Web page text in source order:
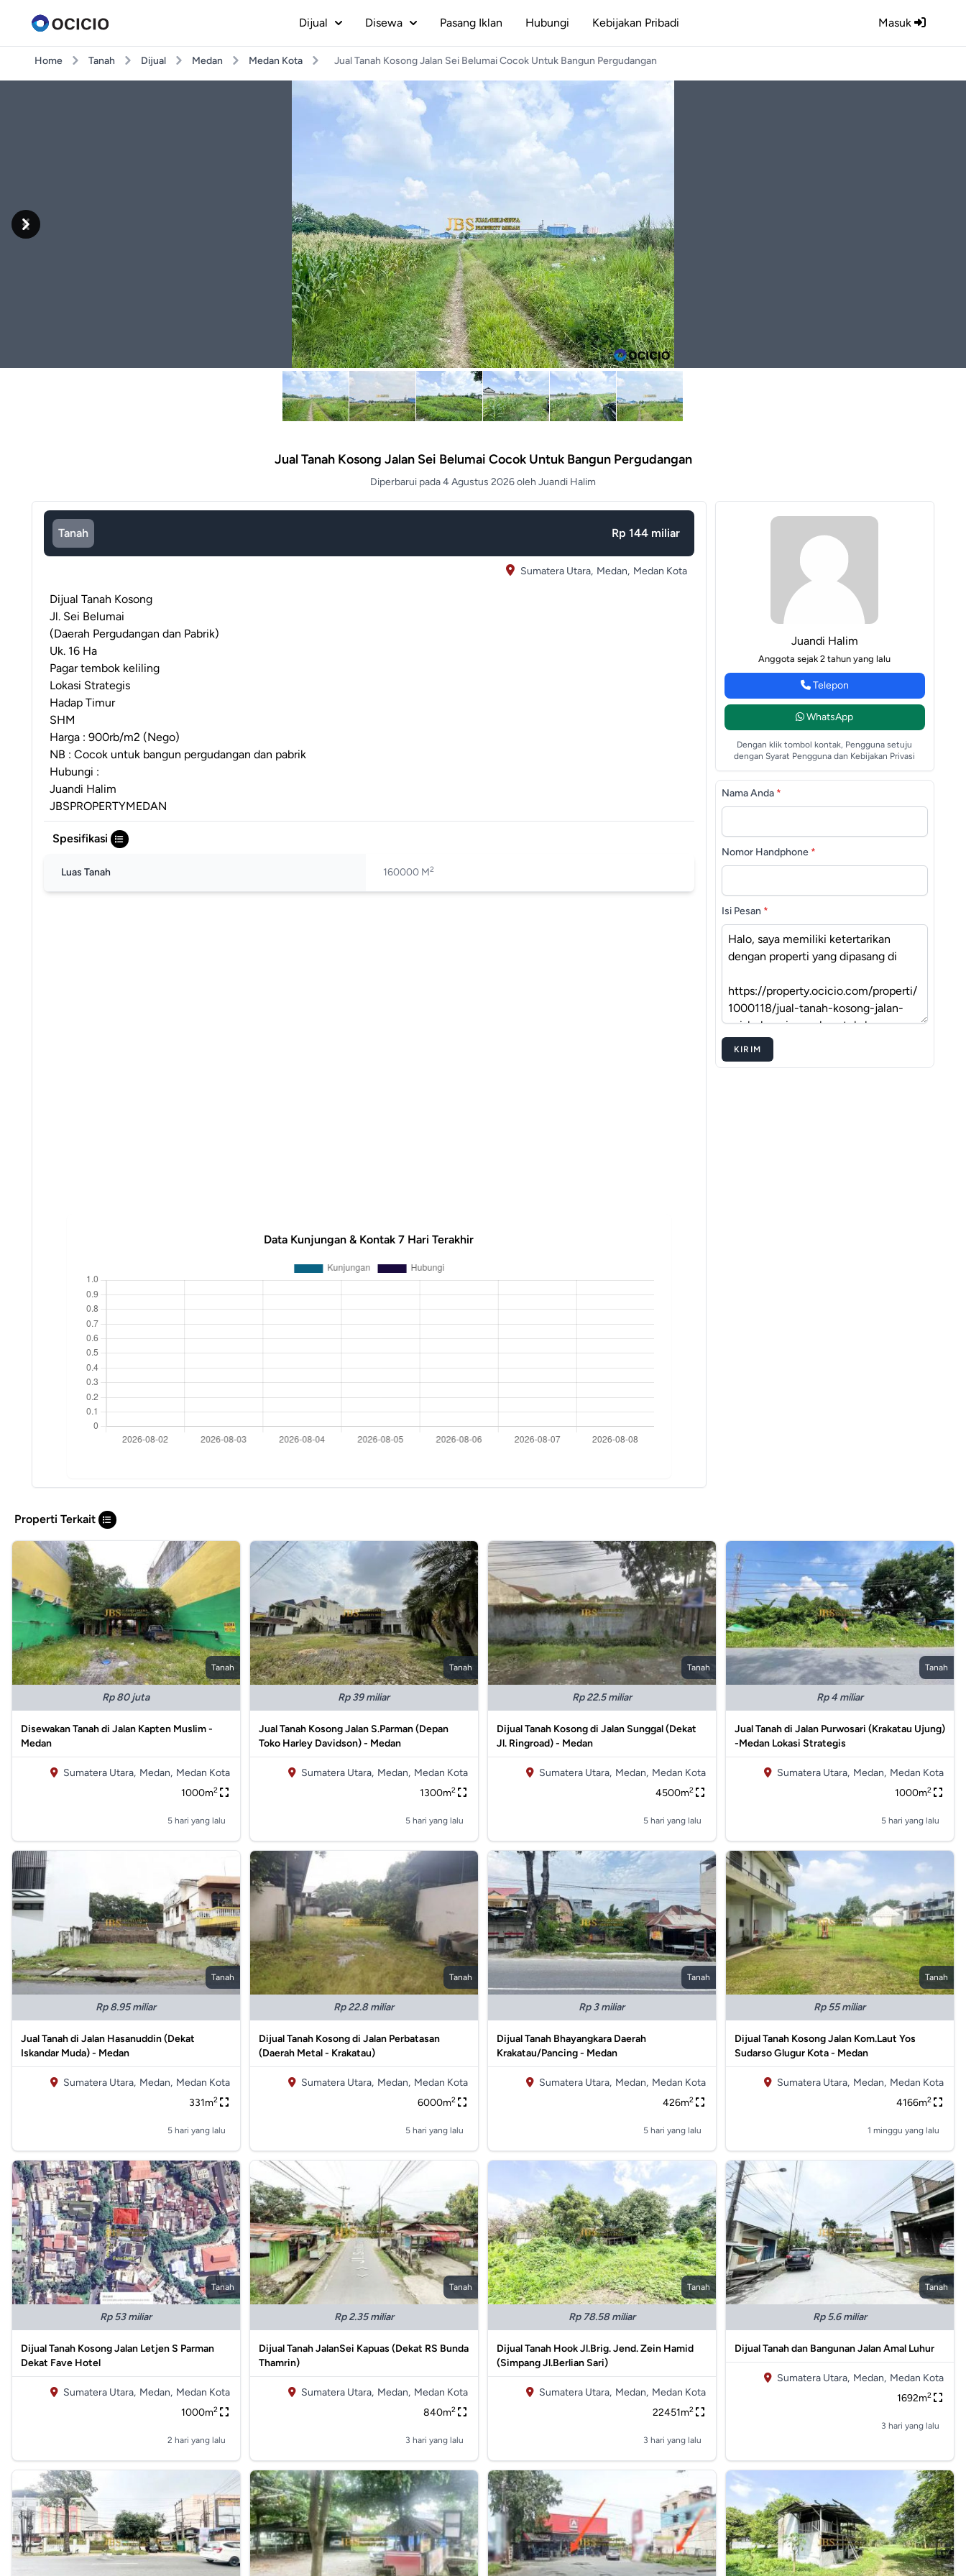
Masuk
Dijual Disewa Pasang Iklan Hubungi Kebijakan Pribadi
Home Tanah Dijual Medan Medan Kota Jual Tanah Kosong Jalan Sei Belumai Cocok Untuk Bangun Pergudangan
Previous
Next
Jual Tanah Kosong Jalan Sei Belumai Cocok Untuk Bangun Pergudangan
Diperbarui pada 4 Agustus 2026 oleh Juandi Halim
Tanah Rp 144 miliar
Sumatera Utara, Medan, Medan Kota
Dijual Tanah Kosong
Jl. Sei Belumai
(Daerah Pergudangan dan Pabrik)
Uk. 16 Ha
Pagar tembok keliling
Lokasi Strategis
Hadap Timur
SHM
Harga : 900rb/m2 (Nego)
NB : Cocok untuk bangun pergudangan dan pabrik
Hubungi :
Juandi Halim
JBSPROPERTYMEDAN
Spesifikasi
Luas Tanah 160000 M2
Data Kunjungan & Kontak 7 Hari Terakhir
Juandi Halim
Anggota sejak 2 tahun yang lalu
Telepon
WhatsApp
Dengan klik tombol kontak, Pengguna setuju
dengan Syarat Pengguna dan Kebijakan Privasi
Nama Anda *
Nomor Handphone *
Isi Pesan *
KIRIM
Properti Terkait
Tanah
Rp 80 juta
Disewakan Tanah di Jalan Kapten Muslim -
Medan
Sumatera Utara, Medan, Medan Kota
1000m2
5 hari yang lalu
Tanah
Rp 39 miliar
Jual Tanah Kosong Jalan S.Parman (Depan
Toko Harley Davidson) - Medan
Sumatera Utara, Medan, Medan Kota
1300m2
5 hari yang lalu
Tanah
Rp 22.5 miliar
Dijual Tanah Kosong di Jalan Sunggal (Dekat
Jl. Ringroad) - Medan
Sumatera Utara, Medan, Medan Kota
4500m2
5 hari yang lalu
Tanah
Rp 4 miliar
Jual Tanah di Jalan Purwosari (Krakatau Ujung)
-Medan Lokasi Strategis
Sumatera Utara, Medan, Medan Kota
1000m2
5 hari yang lalu
Tanah
Rp 8.95 miliar
Jual Tanah di Jalan Hasanuddin (Dekat
Iskandar Muda) - Medan
Sumatera Utara, Medan, Medan Kota
331m2
5 hari yang lalu
Tanah
Rp 22.8 miliar
Dijual Tanah Kosong di Jalan Perbatasan
(Daerah Metal - Krakatau)
Sumatera Utara, Medan, Medan Kota
6000m2
5 hari yang lalu
Tanah
Rp 3 miliar
Dijual Tanah Bhayangkara Daerah
Krakatau/Pancing - Medan
Sumatera Utara, Medan, Medan Kota
426m2
5 hari yang lalu
Tanah
Rp 55 miliar
Dijual Tanah Kosong Jalan Kom.Laut Yos
Sudarso Glugur Kota - Medan
Sumatera Utara, Medan, Medan Kota
4166m2
1 minggu yang lalu
Tanah
Rp 53 miliar
Dijual Tanah Kosong Jalan Letjen S Parman
Dekat Fave Hotel
Sumatera Utara, Medan, Medan Kota
1000m2
2 hari yang lalu
Tanah
Rp 2.35 miliar
Dijual Tanah JalanSei Kapuas (Dekat RS Bunda
Thamrin)
Sumatera Utara, Medan, Medan Kota
840m2
3 hari yang lalu
Tanah
Rp 78.58 miliar
Dijual Tanah Hook Jl.Brig. Jend. Zein Hamid
(Simpang Jl.Berlian Sari)
Sumatera Utara, Medan, Medan Kota
22451m2
3 hari yang lalu
Tanah
Rp 5.6 miliar
Dijual Tanah dan Bangunan Jalan Amal Luhur
Sumatera Utara, Medan, Medan Kota
1692m2
3 hari yang lalu